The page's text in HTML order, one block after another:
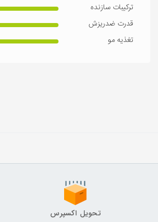
ترکیبات سازنده
قدرت ضدریزش
تغذیه مو
تحویل اکسپرس